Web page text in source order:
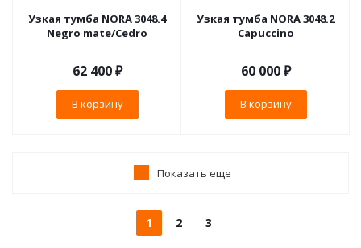
Узкая тумба NORA 3048.4
Negro mate/Cedro
62 400₽
В корзину
Узкая тумба NORA 3048.2
Capuccino
60 000₽
В корзину
Показать еще
1 2 3